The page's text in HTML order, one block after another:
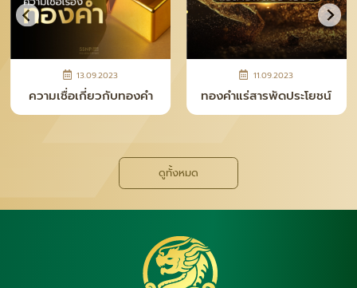
28.04.2026
ความจริงหลังเคาน์เตอร์ ที่
คนซื้อทอง–เงินควรรู้
12.11.2025
ทำไม “เงินแท่ง SNP” ถึง
กลายเป็นเทรนด์ใหม่ของยุค
ดูทั้งหมด